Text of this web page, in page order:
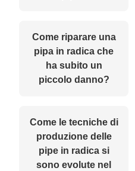
Come riparare una
pipa in radica che
ha subito un
piccolo danno?
Come le tecniche di
produzione delle
pipe in radica si
sono evolute nel